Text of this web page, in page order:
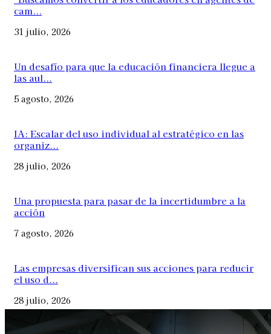
cam...
31 julio, 2026
Un desafío para que la educación financiera llegue a
las aul...
5 agosto, 2026
IA: Escalar del uso individual al estratégico en las
organiz...
28 julio, 2026
Una propuesta para pasar de la incertidumbre a la
acción
7 agosto, 2026
Las empresas diversifican sus acciones para reducir
el uso d...
28 julio, 2026